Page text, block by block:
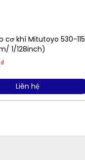
cơ khí Mitutoyo 530-115
1/128inch)
Liên hệ